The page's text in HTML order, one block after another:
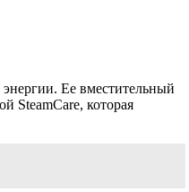
Ее вместительный
SteamCare, которая